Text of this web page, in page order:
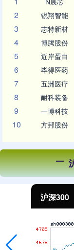
2 锐翔智能
3 志特新材
4 博腾股份
5 近岸蛋白
6 毕得医药
7 五洲医疗
8 耐科装备
9 一博科技
10 方邦股份